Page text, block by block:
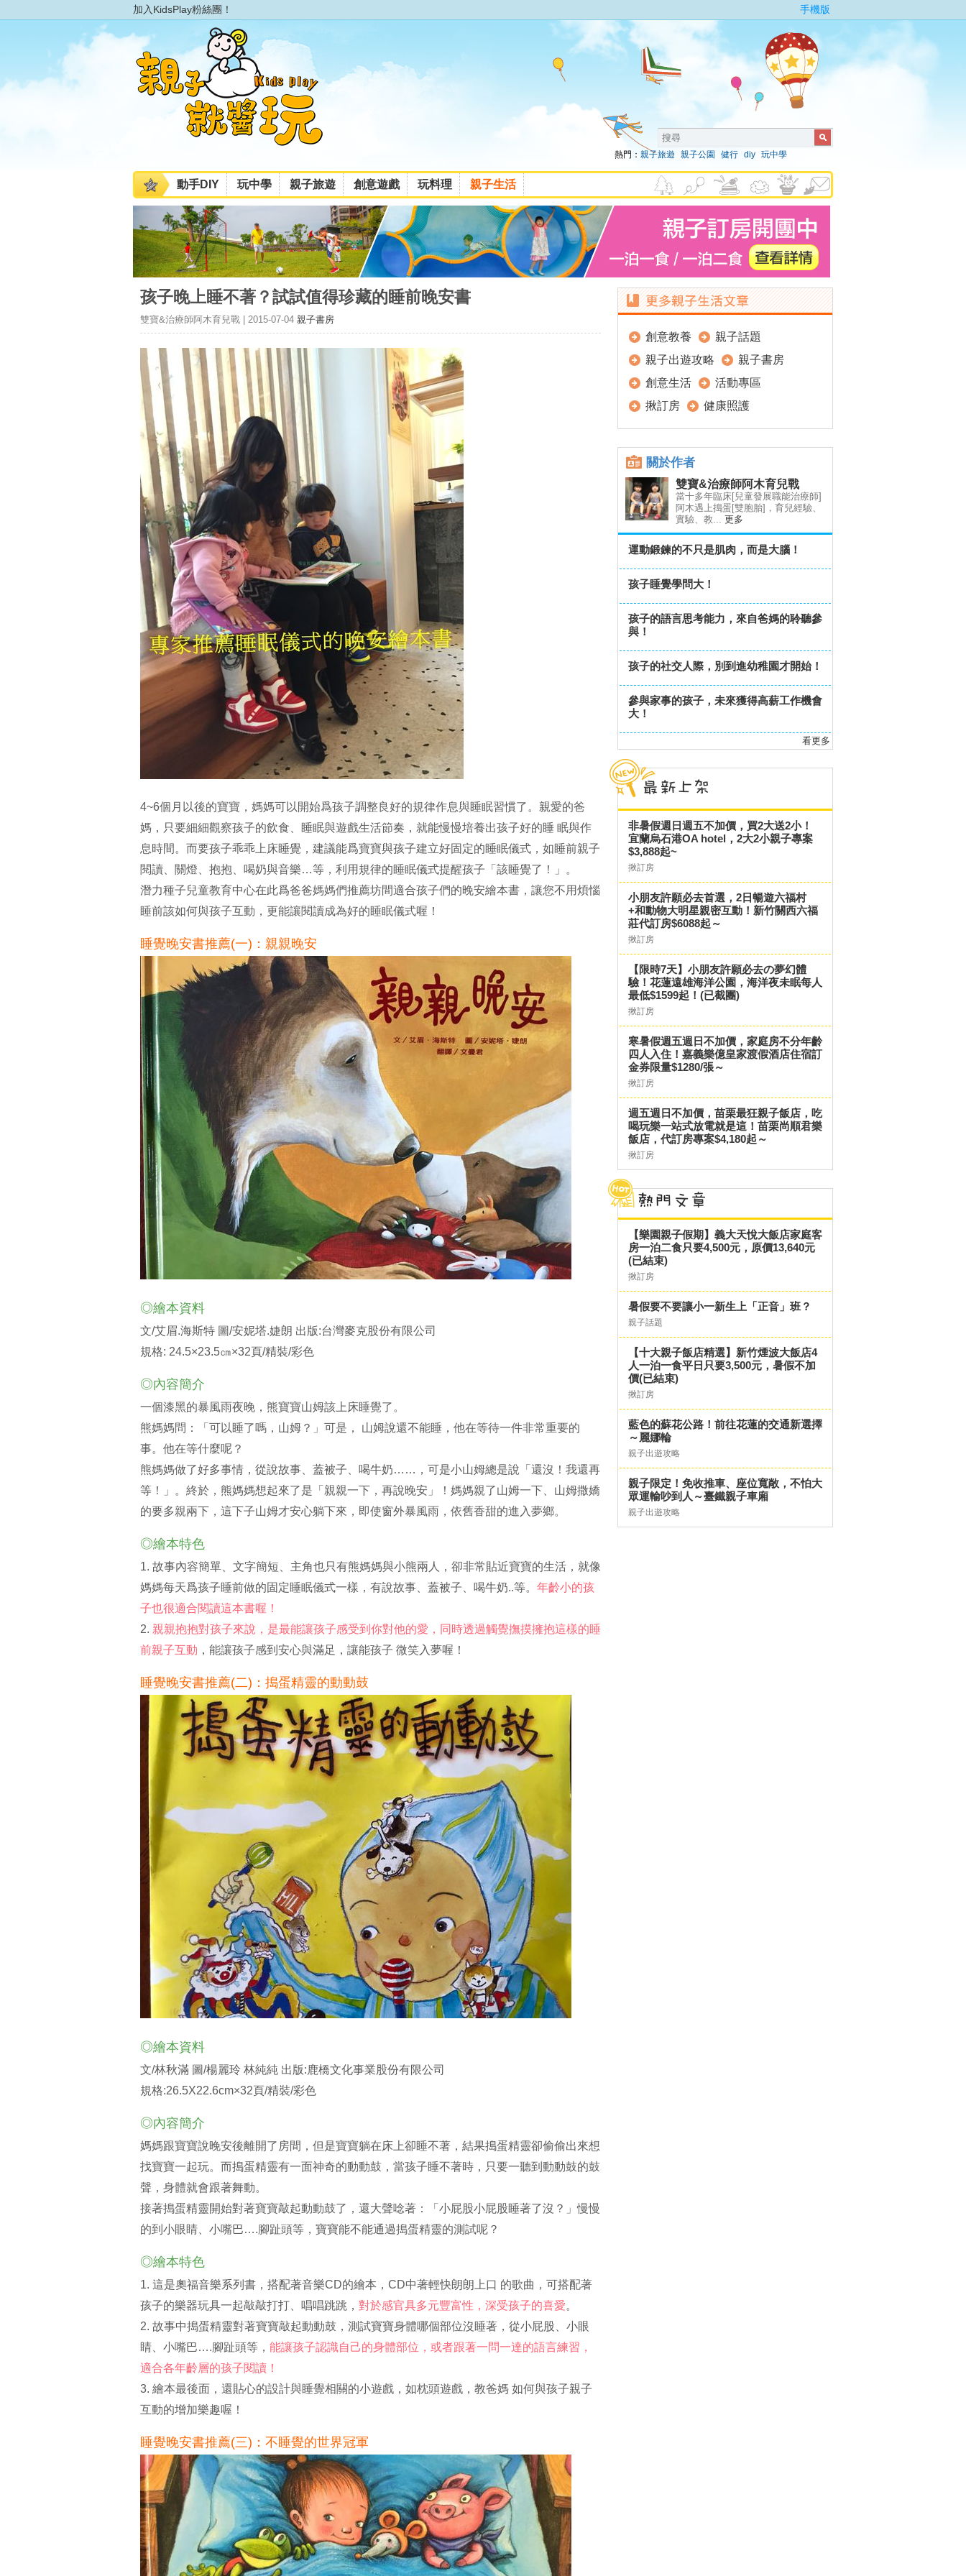
加入KidsPlay粉絲團！ 手機版
熱門： 親子旅遊 親子公園 健行 diy 玩中學
動手DIY 玩中學 親子旅遊 創意遊戲 玩料理 親子生活
孩子晚上睡不著？試試值得珍藏的睡前晚安書
雙寶&治療師阿木育兒戰 | 2015-07-04 親子書房
4~6個月以後的寶寶，媽媽可以開始爲孩子調整良好的規律作息與睡眠習慣了。親愛的爸
媽，只要細細觀察孩子的飲食、睡眠與遊戲生活節奏，就能慢慢培養出孩子好的睡 眠與作
息時間。而要孩子乖乖上床睡覺，建議能爲寶寶與孩子建立好固定的睡眠儀式，如睡前親子
閱讀、關燈、抱抱、喝奶與音樂…等，利用規律的睡眠儀式提醒孩子「該睡覺了！」。
潛力種子兒童教育中心在此爲爸爸媽媽們推薦坊間適合孩子們的晚安繪本書，讓您不用煩惱
睡前該如何與孩子互動，更能讓閱讀成為好的睡眠儀式喔！
睡覺晚安書推薦(一)：親親晚安
◎繪本資料
文/艾眉.海斯特 圖/安妮塔.婕朗 出版:台灣麥克股份有限公司
規格: 24.5×23.5㎝×32頁/精裝/彩色
◎內容簡介
一個漆黑的暴風雨夜晚，熊寶寶山姆該上床睡覺了。
熊媽媽問：「可以睡了嗎，山姆？」可是， 山姆說還不能睡，他在等待一件非常重要的
事。他在等什麼呢？
熊媽媽做了好多事情，從說故事、蓋被子、喝牛奶……，可是小山姆總是說「還沒！我還再
等！」。終於，熊媽媽想起來了是「親親一下，再說晚安」！媽媽親了山姆一下、山姆撒嬌
的要多親兩下，這下子山姆才安心躺下來，即使窗外暴風雨，依舊香甜的進入夢鄉。
◎繪本特色
1. 故事內容簡單、文字簡短、主角也只有熊媽媽與小熊兩人，卻非常貼近寶寶的生活，就像
媽媽每天爲孩子睡前做的固定睡眠儀式一樣，有說故事、蓋被子、喝牛奶..等。 年齡小的孩
子也很適合閱讀這本書喔！
2. 親親抱抱對孩子來說，是最能讓孩子感受到你對他的愛，同時透過觸覺撫摸擁抱這樣的睡
前親子互動 ，能讓孩子感到安心與滿足，讓能孩子 微笑入夢喔！
睡覺晚安書推薦(二)：搗蛋精靈的動動鼓
◎繪本資料
文/林秋滿 圖/楊麗玲 林純純 出版:鹿橋文化事業股份有限公司
規格:26.5X22.6cm×32頁/精裝/彩色
◎內容簡介
媽媽跟寶寶說晚安後離開了房間，但是寶寶躺在床上卻睡不著，結果搗蛋精靈卻偷偷出來想
找寶寶一起玩。而搗蛋精靈有一面神奇的動動鼓，當孩子睡不著時，只要一聽到動動鼓的鼓
聲，身體就會跟著舞動。
接著搗蛋精靈開始對著寶寶敲起動動鼓了，還大聲唸著：「小屁股小屁股睡著了沒？」慢慢
的到小眼睛、小嘴巴….腳趾頭等，寶寶能不能通過搗蛋精靈的測試呢？
◎繪本特色
1. 這是奧福音樂系列書，搭配著音樂CD的繪本，CD中著輕快朗朗上口 的歌曲，可搭配著
孩子的樂器玩具一起敲敲打打、唱唱跳跳， 對於感官具多元豐富性，深受孩子的喜愛。
2. 故事中搗蛋精靈對著寶寶敲起動動鼓，測試寶寶身體哪個部位沒睡著，從小屁股、小眼
睛、小嘴巴….腳趾頭等， 能讓孩子認識自己的身體部位，或者跟著一問一達的語言練習，
適合各年齡層的孩子閱讀！
3. 繪本最後面，還貼心的設計與睡覺相關的小遊戲，如枕頭遊戲，教爸媽 如何與孩子親子
互動的增加樂趣喔！
睡覺晚安書推薦(三)：不睡覺的世界冠軍
創意教養
親子話題
親子出遊攻略
親子書房
創意生活
活動專區
揪訂房
健康照護
關於作者
雙寶&治療師阿木育兒戰
當十多年臨床[兒童發展職能治療師]
阿木遇上搗蛋[雙胞胎]，育兒經驗、
實驗、教... 更多
運動鍛鍊的不只是肌肉，而是大腦！
孩子睡覺學問大！
孩子的語言思考能力，來自爸媽的聆聽參
與！
孩子的社交人際，別到進幼稚園才開始！
參與家事的孩子，未來獲得高薪工作機會
大！
看更多
非暑假週日週五不加價，買2大送2小！
宜蘭烏石港OA hotel，2大2小親子專案
$3,888起~
揪訂房
小朋友許願必去首選，2日暢遊六福村
+和動物大明星親密互動！新竹關西六福
莊代訂房$6088起～
揪訂房
【限時7天】小朋友許願必去の夢幻體
驗！花蓮遠雄海洋公園，海洋夜未眠每人
最低$1599起！(已截團)
揪訂房
寒暑假週五週日不加價，家庭房不分年齡
四人入住！嘉義樂億皇家渡假酒店住宿訂
金券限量$1280/張～
揪訂房
週五週日不加價，苗栗最狂親子飯店，吃
喝玩樂一站式放電就是這！苗栗尚順君樂
飯店，代訂房專案$4,180起～
揪訂房
【樂園親子假期】義大天悅大飯店家庭客
房一泊二食只要4,500元，原價13,640元
(已結束)
揪訂房
暑假要不要讓小一新生上「正音」班？
親子話題
【十大親子飯店精選】新竹煙波大飯店4
人一泊一食平日只要3,500元，暑假不加
價(已結束)
揪訂房
藍色的蘇花公路！前往花蓮的交通新選擇
～麗娜輪
親子出遊攻略
親子限定！免收推車、座位寬敞，不怕大
眾運輸吵到人～臺鐵親子車廂
親子出遊攻略